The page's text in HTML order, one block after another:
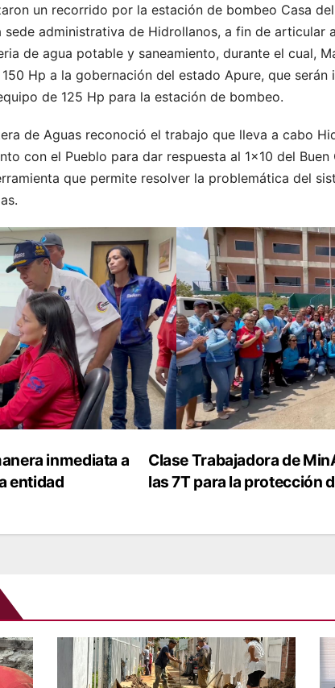
un recorrido por la estación de bombeo Casa
administrativa de Hidrollanos, a fin de articular
de agua potable y saneamiento, durante el cual,
Hp a la gobernación del estado Apure, que serán
de 125 Hp para la estación de bombeo.
de Aguas reconoció el trabajo que lleva a cabo
con el Pueblo para dar respuesta al 1×10 del
que permite resolver la problemática del
Clase Trabajadora de
las 7T para la protección
inmediata a
entidad